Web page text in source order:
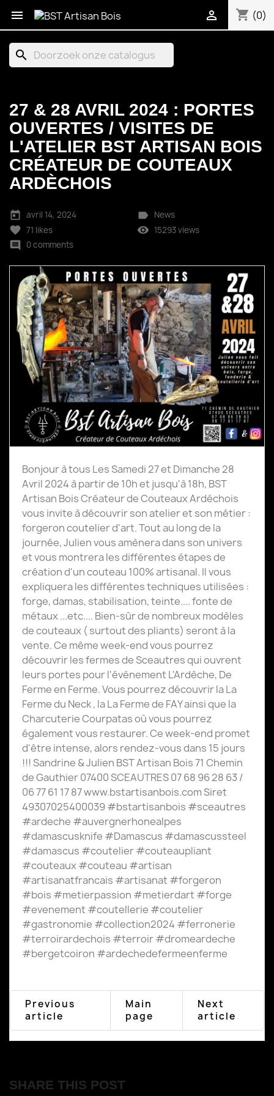
 shopping_cart (0)

search
27 & 28 AVRIL 2024 : PORTES
OUVERTES / VISITES DE
L'ATELIER BST ARTISAN BOIS
CRÉATEUR DE COUTEAUX
ARDÈCHOIS
today avril 14, 2024 label News
favorite 71 likes remove_red_eye 15293 views
comment 0 comments
Bonjour à tous Les Samedi 27 et Dimanche 28
Avril 2024 à partir de 10h et jusqu'à 18h, BST
Artisan Bois Créateur de Couteaux Ardéchois
vous invite à découvrir son atelier et son métier :
forgeron coutelier d'art. Tout au long de la
journée, Julien vous amènera dans son univers
et vous montrera les différentes étapes de
création d'un couteau 100% artisanal. Il vous
expliquera les différentes techniques utilisées :
forge, damas, stabilisation, teinte.... fonte de
métaux ...etc.... Bien-sûr de nombreux modèles
de couteaux ( surtout des pliants) seront à la
vente. Ce même week-end vous pourrez
découvrir les fermes de Sceautres qui ouvrent
leurs portes pour l'événement L'Ardèche, De
Ferme en Ferme. Vous pourrez découvrir la La
Ferme du Neck , la La Ferme de FAY ainsi que la
Charcuterie Courpatas où vous pourrez
également vous restaurer. Ce week-end promet
d'être intense, alors rendez-vous dans 15 jours
!!! Sandrine & Julien BST Artisan Bois 71 Chemin
de Gauthier 07400 SCEAUTRES 07 68 96 28 63 /
06 77 61 17 87 www.bstartisanbois.com Siret
49307025400039 #bstartisanbois #sceautres
#ardeche #auvergnerhonealpes
#damascusknife #Damascus #damascussteel
#damascus #coutelier #couteaupliant
#couteaux #couteau #artisan
#artisanatfrancais #artisanat #forgeron
#bois #metierpassion #metierdart #forge
#evenement #coutellerie #coutelier
#gastronomie #collection2024 #ferronerie
#terroirardechois #terroir #dromeardeche
#bergetcoiron #ardechedefermeenferme
Previous
article
Main
page
Next
article
SHARE THIS POST